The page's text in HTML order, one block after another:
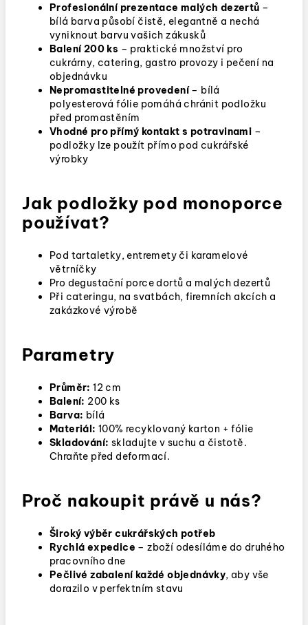
Profesionální prezentace malých dezertů –
bílá barva působí čistě, elegantně a nechá
vyniknout barvu vašich zákusků
Balení 200 ks – praktické množství pro
cukrárny, catering, gastro provozy i pečení na
objednávku
Nepromastitelné provedení– bílá
polyesterová fólie pomáhá chránit podložku
před promastěním
Vhodné pro přímý kontakt s potravinami –
podložky lze použít přímo pod cukrářské
výrobky
Jak podložky pod monoporce
používat?
Pod tartaletky, entremety či karamelové
větrníčky
Pro degustační porce dortů a malých dezertů
Při cateringu, na svatbách, firemních akcích a
zakázkové výrobě
Parametry
Průměr: 12 cm
Balení: 200 ks
Barva: bílá
Materiál: 100% recyklovaný karton + fólie
Skladování: skladujte v suchu a čistotě.
Chraňte před deformací.
Proč nakoupit právě u nás?
Široký výběr cukrářských potřeb
Rychlá expedice – zboží odesíláme do druhého
pracovního dne
Pečlivé zabalení každé objednávky, aby vše
dorazilo v perfektním stavu